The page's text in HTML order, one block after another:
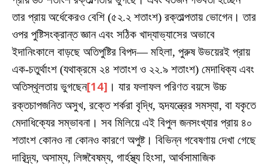
তার প্রায় অর্ধেকেরও বেশি (৫২.২ শতাংশ) রক্তাল্পতায় ভোগেন। তার
ওপর পুষ্টিসংক্রান্ত জ্ঞান এবং সঠিক খাদ্যাভ্যাসের অভাবে
ইদানিংকালে বাড়ছে অতিপুষ্টির বিপদ— মহিলা, পুরুষ উভয়েরই প্রায়
এক-চতুর্থাংশ (যথাক্রমে ২৪ শতাংশ ও ২২.৯ শতাংশ) মেদাধিক্য এবং
অতিস্থূলতায় ভুগছেন[14] । যার ফলাফল পরিণত বয়সে উচ্চ
রক্তচাপজনিত অসুখ, রক্তে শর্করা বৃদ্ধি, হৃদযন্ত্রের সমস্যা, বা যকৃতে
মেদাধিক্যের সম্ভাবনা। সব মিলিয়ে এই বিপুল জনসংখ্যার প্রায় ৪০
শতাংশ কোনও না কোনও কারণে অপুষ্ট। বিভিন্ন গবেষণায় দেখা গেছে
দারিদ্র্য, অসাম্য, লিঙ্গবৈষম্য, গার্হস্থ্য হিংসা, আর্থসামাজিক